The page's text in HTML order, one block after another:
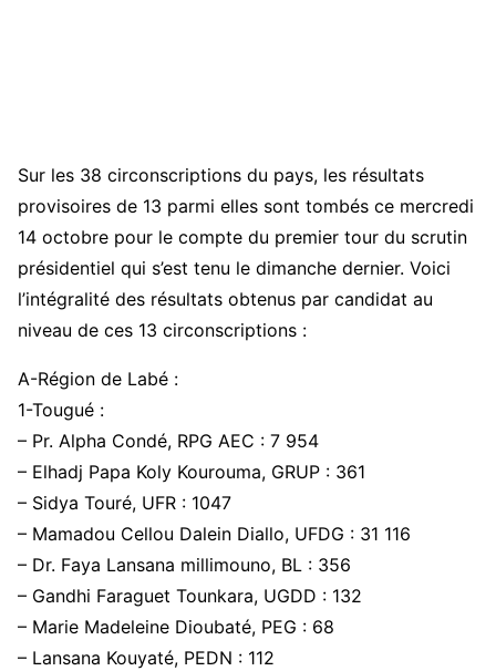
Sur les 38 circonscriptions du pays, les résultats
provisoires de 13 parmi elles sont tombés ce mercredi
14 octobre pour le compte du premier tour du scrutin
présidentiel qui s’est tenu le dimanche dernier. Voici
l’intégralité des résultats obtenus par candidat au
niveau de ces 13 circonscriptions :
A-Région de Labé :
1-Tougué :
– Pr. Alpha Condé, RPG AEC : 7 954
– Elhadj Papa Koly Kourouma, GRUP : 361
– Sidya Touré, UFR : 1047
– Mamadou Cellou Dalein Diallo, UFDG : 31 116
– Dr. Faya Lansana millimouno, BL : 356
– Gandhi Faraguet Tounkara, UGDD : 132
– Marie Madeleine Dioubaté, PEG : 68
– Lansana Kouyaté, PEDN : 112